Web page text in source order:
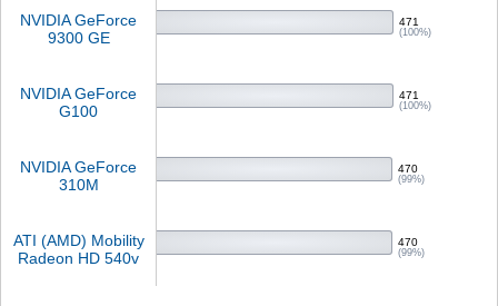
NVIDIA GeForce
9300 GE
471
(100%)
NVIDIA GeForce
G100
471
(100%)
NVIDIA GeForce
310M
470
(99%)
ATI (AMD) Mobility
Radeon HD 540v
470
(99%)